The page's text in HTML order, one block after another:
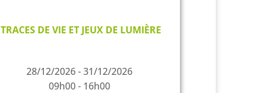
TRACES DE VIE ET JEUX DE LUMIÈRE
28/12/2026 - 31/12/2026
09h00 - 16h00